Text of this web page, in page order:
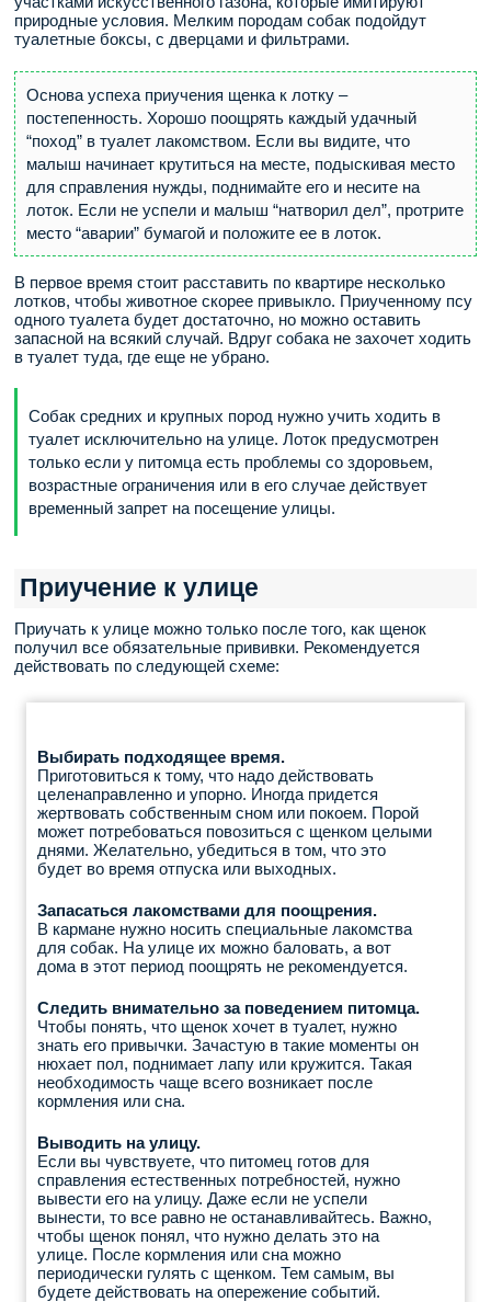
природные условия. Мелким породам собак подойдут
туалетные боксы, с дверцами и фильтрами.
Основа успеха приучения щенка к лотку –
постепенность. Хорошо поощрять каждый удачный
“поход” в туалет лакомством. Если вы видите, что
малыш начинает крутиться на месте, подыскивая место
для справления нужды, поднимайте его и несите на
лоток. Если не успели и малыш “натворил дел”, протрите
место “аварии” бумагой и положите ее в лоток.
В первое время стоит расставить по квартире несколько
лотков, чтобы животное скорее привыкло. Приученному псу
одного туалета будет достаточно, но можно оставить
запасной на всякий случай. Вдруг собака не захочет ходить
в туалет туда, где еще не убрано.
Собак средних и крупных пород нужно учить ходить в
туалет исключительно на улице. Лоток предусмотрен
только если у питомца есть проблемы со здоровьем,
возрастные ограничения или в его случае действует
временный запрет на посещение улицы.
Приучение к улице
Приучать к улице можно только после того, как щенок
получил все обязательные прививки. Рекомендуется
действовать по следующей схеме:
Выбирать подходящее время.
Приготовиться к тому, что надо действовать
целенаправленно и упорно. Иногда придется
жертвовать собственным сном или покоем. Порой
может потребоваться повозиться с щенком целыми
днями. Желательно, убедиться в том, что это
будет во время отпуска или выходных.
Запасаться лакомствами для поощрения.
В кармане нужно носить специальные лакомства
для собак. На улице их можно баловать, а вот
дома в этот период поощрять не рекомендуется.
Следить внимательно за поведением питомца.
Чтобы понять, что щенок хочет в туалет, нужно
знать его привычки. Зачастую в такие моменты он
нюхает пол, поднимает лапу или кружится. Такая
необходимость чаще всего возникает после
кормления или сна.
Выводить на улицу.
Если вы чувствуете, что питомец готов для
справления естественных потребностей, нужно
вывести его на улицу. Даже если не успели
вынести, то все равно не останавливайтесь. Важно,
чтобы щенок понял, что нужно делать это на
улице. После кормления или сна можно
периодически гулять с щенком. Тем самым, вы
будете действовать на опережение событий.